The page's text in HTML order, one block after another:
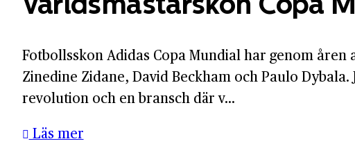
Fotbollsskon Adidas Copa Mundial har genom
Zinedine Zidane, David Beckham och Paulo
revolution och en bransch där v...
Läs mer